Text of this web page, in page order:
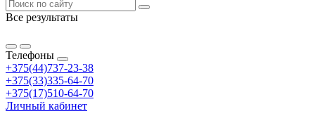
Все результаты
Телефоны
+375(44)737-23-38
+375(33)335-64-70
+375(17)510-64-70
Личный кабинет